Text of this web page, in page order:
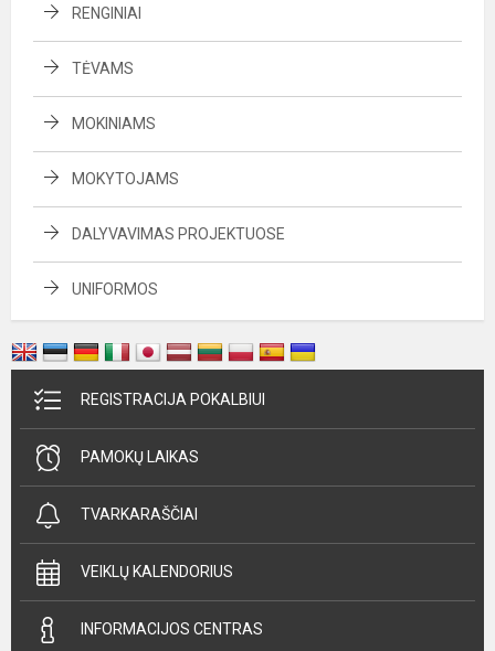
RENGINIAI
TĖVAMS
MOKINIAMS
MOKYTOJAMS
DALYVAVIMAS PROJEKTUOSE
UNIFORMOS
REGISTRACIJA POKALBIUI
PAMOKŲ LAIKAS
TVARKARAŠČIAI
VEIKLŲ KALENDORIUS
INFORMACIJOS CENTRAS